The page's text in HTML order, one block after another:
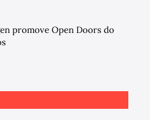
promove Open Doors do